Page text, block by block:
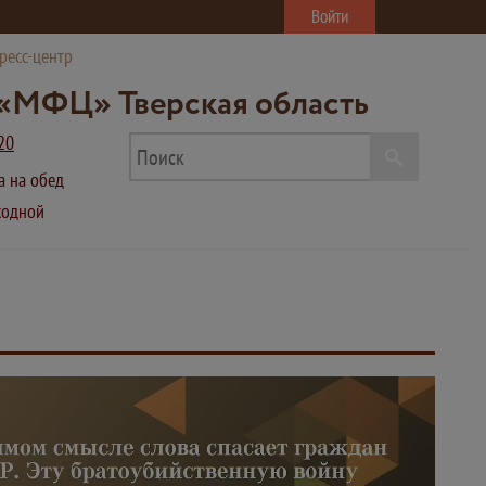
Войти
центр
Тверская область
на обед